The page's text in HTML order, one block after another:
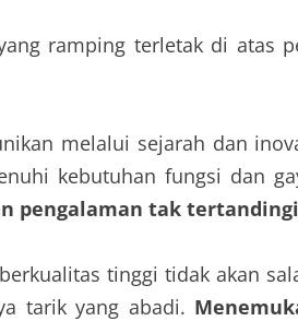
melalui sejarah dan
kebutuhan fungsi dan
pengalaman tak
tinggi tidak akan
tarik yang abadi.